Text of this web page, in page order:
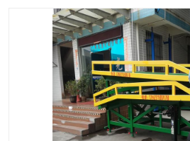
步行式电动堆高车 移
叉车装卸货平台
移动式升降平台 升
集装箱装柜平台